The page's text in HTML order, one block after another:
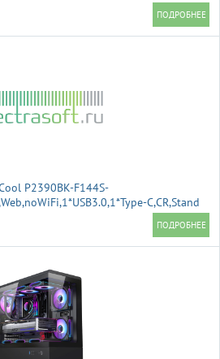
P2390BK-F144S-
C,CR,Stand